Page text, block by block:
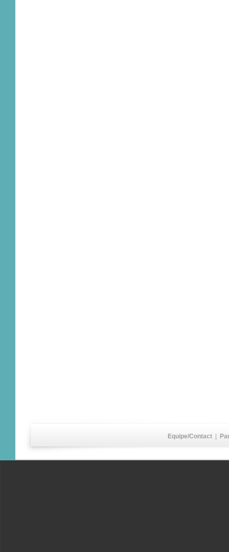
Equipe/Contact